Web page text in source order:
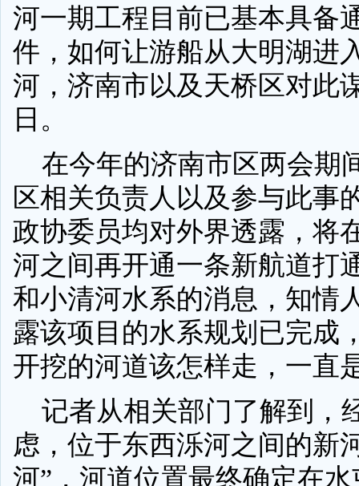
河一期工程目前已基本具备
件，如何让游船从大明湖进
河，济南市以及天桥区对此
日。
在今年的济南市区两会期
区相关负责人以及参与此事
政协委员均对外界透露，将
河之间再开通一条新航道打
和小清河水系的消息，知情
露该项目的水系规划已完成
开挖的河道该怎样走，一直
记者从相关部门了解到，
虑，位于东西泺河之间的新
河”，河道位置最终确定在